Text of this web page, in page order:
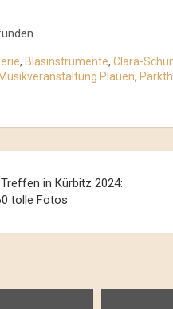
, Blasinstrumente, Clara-
Plauen,
in Kürbitz 2024:
tolle Fotos